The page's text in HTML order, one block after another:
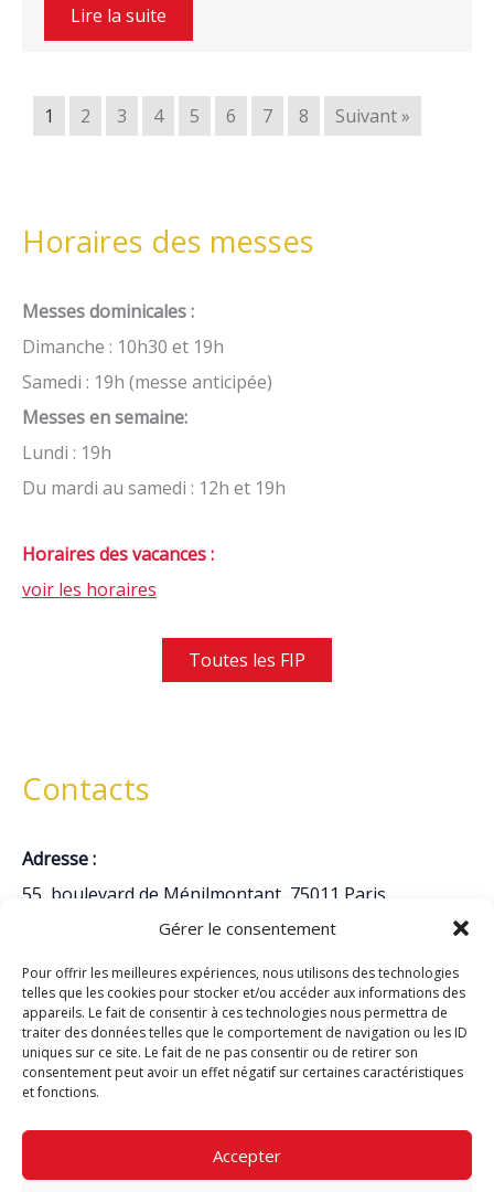
Gérer le consentement
Pour offrir les meilleures expériences, nous utilisons des technologies
telles que les cookies pour stocker et/ou accéder aux informations des
appareils. Le fait de consentir à ces technologies nous permettra de
traiter des données telles que le comportement de navigation ou les ID
uniques sur ce site. Le fait de ne pas consentir ou de retirer son
consentement peut avoir un effet négatif sur certaines caractéristiques
et fonctions.
Accepter
Lire la suite
1 2 3 4 5 6 7 8 Suivant »
Horaires des messes
Messes dominicales :
Dimanche : 10h30 et 19h
Samedi : 19h (messe anticipée)
Messes en semaine:
Lundi : 19h
Du mardi au samedi : 12h et 19h
Horaires des vacances :
voir les horaires
Toutes les FIP
Contacts
Adresse :
55, boulevard de Ménilmontant, 75011 Paris
01 48 05 94 93
Emails :
secretariat@basilique-ndps.fr
cure@basilique-ndps.fr